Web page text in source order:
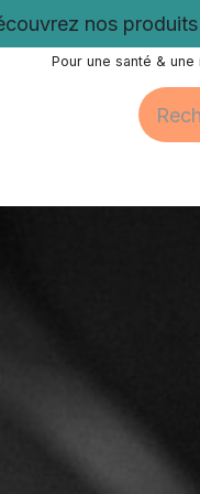
nos
Pour une santé &